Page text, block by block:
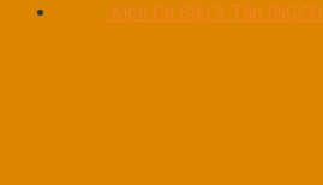
Kích Cá Sấu 3 Tấn INGCO